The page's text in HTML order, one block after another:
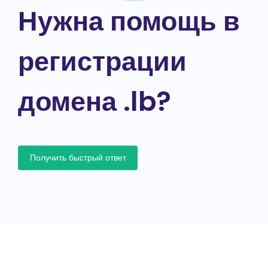
Нужна помощь в
регистрации
домена .lb?
Получить быстрый ответ